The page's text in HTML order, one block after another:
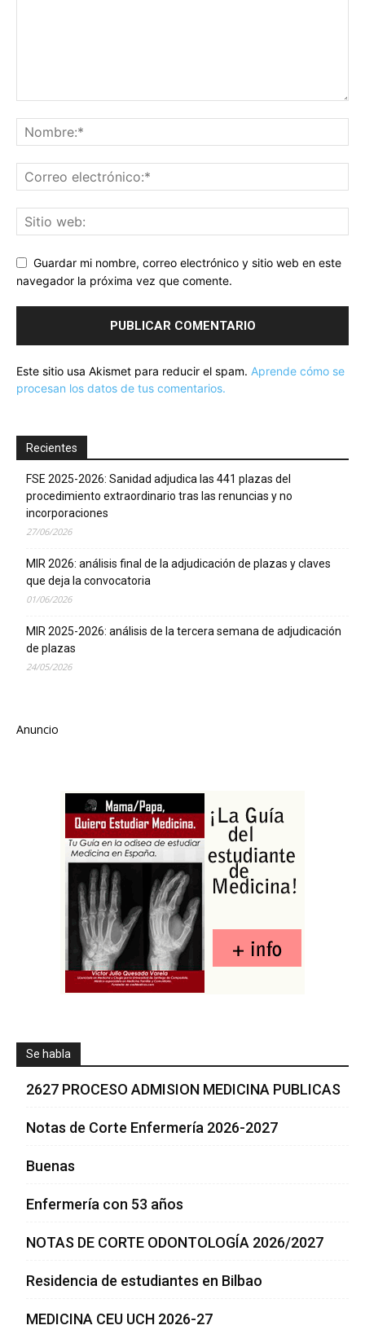
Guardar mi nombre, correo electrónico y sitio web en este
navegador la próxima vez que comente.
Este sitio usa Akismet para reducir el spam. Aprende cómo se
procesan los datos de tus comentarios.
Recientes
FSE 2025-2026: Sanidad adjudica las 441 plazas del
procedimiento extraordinario tras las renuncias y no
incorporaciones
27/06/2026
MIR 2026: análisis final de la adjudicación de plazas y claves
que deja la convocatoria
01/06/2026
MIR 2025-2026: análisis de la tercera semana de adjudicación
de plazas
24/05/2026
Anuncio
Se habla
2627 PROCESO ADMISION MEDICINA PUBLICAS
Notas de Corte Enfermería 2026-2027
Buenas
Enfermería con 53 años
NOTAS DE CORTE ODONTOLOGÍA 2026/2027
Residencia de estudiantes en Bilbao
MEDICINA CEU UCH 2026-27